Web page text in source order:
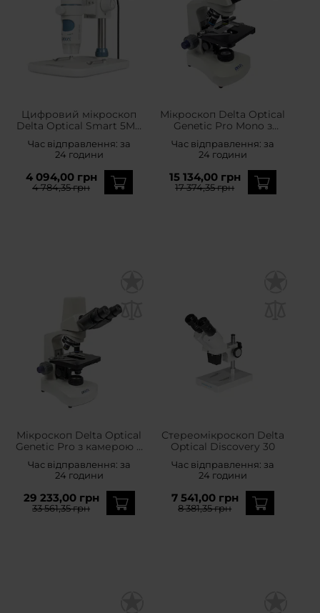
Цифровий мікроскоп
Delta Optical Smart 5MP
Час відправлення: за
24 години
4 094,00 грн
4 784,35 грн
Мікроскоп Delta Optical
Genetic Pro Mono з
акумуляторною
батареєю
Час відправлення: за
24 години
15 134,00 грн
17 374,35 грн
Мікроскоп Delta Optical
Genetic Pro з камерою 3
Час відправлення: за
24 години
29 233,00 грн
33 561,35 грн
Стереомікроскоп Delta
Optical Discovery 30
Час відправлення: за
24 години
7 541,00 грн
8 381,35 грн